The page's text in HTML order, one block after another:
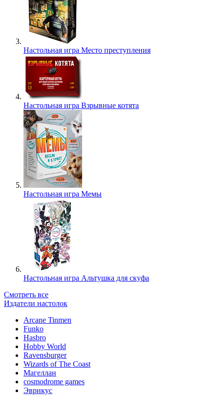
Настольная игра Место преступления
Настольная игра Взрывные котята
Настольная игра Мемы
Настольная игра Альтушка для скуфа
Смотреть все
Издатели настолок
Arcane Tinmen
Funko
Hasbro
Hobby World
Ravensburger
Wizards of The Coast
Магеллан
сosmodrome games
Эврикус